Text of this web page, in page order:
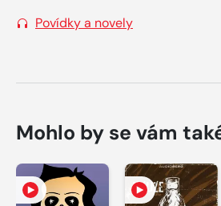
Povídky a novely
Mohlo by se vám